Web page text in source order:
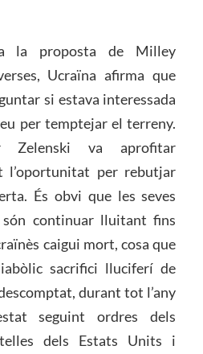
la proposta de Milley
Ucraïna afirma que
si estava interessada
per temptejar el terreny.
va aprofitar
l’oportunitat per rebutjar
És obvi que les seves
continuar lluitant fins
caigui mort, cosa que
sacrifici lluciferí de
durant tot l’any
seguint ordres dels
dels Estats Units i